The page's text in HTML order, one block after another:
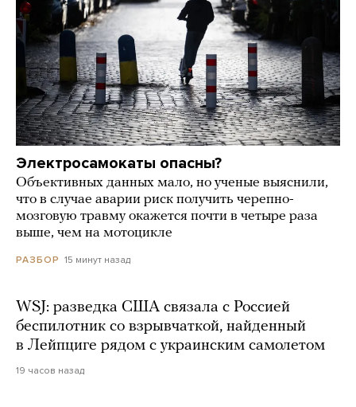
Электросамокаты опасны?
Объективных данных мало, но ученые выяснили,
что в случае аварии риск получить черепно-
мозговую травму окажется почти в четыре раза
выше, чем на мотоцикле
РАЗБОР 15 минут назад
WSJ: разведка США связала с Россией
беспилотник со взрывчаткой, найденный
в Лейпциге рядом с украинским самолетом
19 часов назад